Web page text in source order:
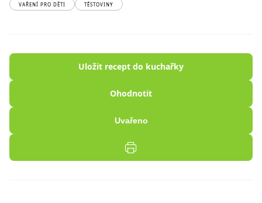
VAŘENÍ PRO DĚTI TĚSTOVINY
Uložit recept do kuchařky
Ohodnotit
Uvařeno